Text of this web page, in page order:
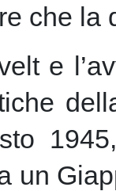
che
e
un